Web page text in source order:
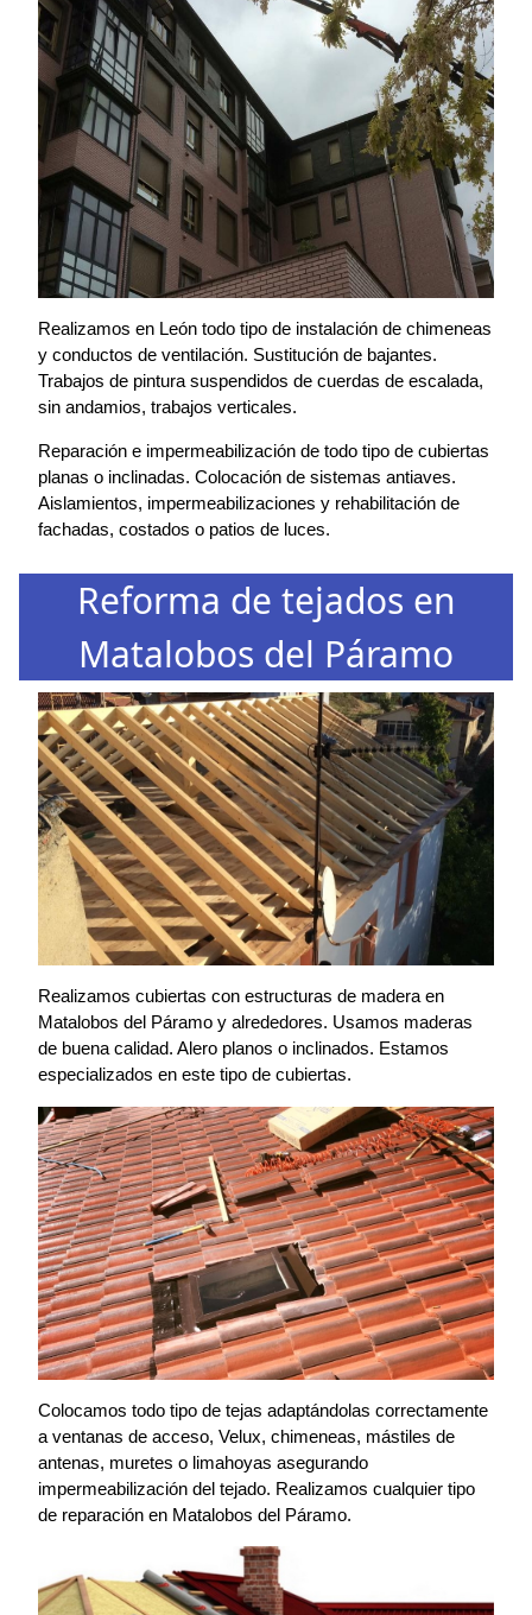
Realizamos en León todo tipo de instalación de chimeneas
y conductos de ventilación. Sustitución de bajantes.
Trabajos de pintura suspendidos de cuerdas de escalada,
sin andamios, trabajos verticales.
Reparación e impermeabilización de todo tipo de cubiertas
planas o inclinadas. Colocación de sistemas antiaves.
Aislamientos, impermeabilizaciones y rehabilitación de
fachadas, costados o patios de luces.
Reforma de tejados en
Matalobos del Páramo
Realizamos cubiertas con estructuras de madera en
Matalobos del Páramo y alrededores. Usamos maderas
de buena calidad. Alero planos o inclinados. Estamos
especializados en este tipo de cubiertas.
Colocamos todo tipo de tejas adaptándolas correctamente
a ventanas de acceso, Velux, chimeneas, mástiles de
antenas, muretes o limahoyas asegurando
impermeabilización del tejado. Realizamos cualquier tipo
de reparación en Matalobos del Páramo.